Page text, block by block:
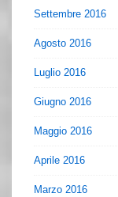
Settembre 2016
Agosto 2016
Luglio 2016
Giugno 2016
Maggio 2016
Aprile 2016
Marzo 2016